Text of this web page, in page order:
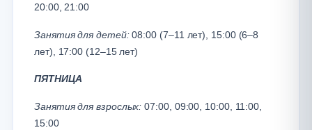
20:00, 21:00
Занятия для детей:08:00 (7–11 лет), 15:00 (6–8
лет), 17:00 (12–15 лет)
ПЯТНИЦА
Занятия для взрослых:07:00, 09:00, 10:00, 11:00,
15:00